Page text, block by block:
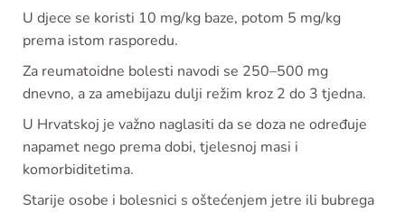
U djece se koristi 10 mg/kg baze, potom 5 mg/kg
prema istom rasporedu.
Za reumatoidne bolesti navodi se 250–500 mg
dnevno, a za amebijazu dulji režim kroz 2 do 3 tjedna.
U Hrvatskoj je važno naglasiti da se doza ne određuje
napamet nego prema dobi, tjelesnoj masi i
komorbiditetima.
Starije osobe i bolesnici s oštećenjem jetre ili bubrega